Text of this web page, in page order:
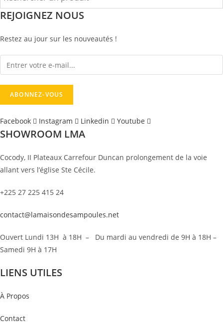
REJOIGNEZ NOUS
Restez au jour sur les nouveautés !
Facebook Instagram Linkedin Youtube
SHOWROOM LMA
Cocody, II Plateaux Carrefour Duncan prolongement de la voie
allant vers l’église Ste Cécile.
+225 27 225 415 24
contact@lamaisondesampoules.net
Ouvert Lundi 13H à 18H – Du mardi au vendredi de 9H à 18H –
Samedi 9H à 17H
LIENS UTILES
À Propos
Contact